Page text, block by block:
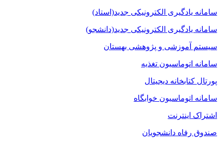
سامانه یادگیری الکترونیکی جدید(استاد)
سامانه یادگیری الکترونیکی جدید(دانشجو)
سیستم آموزشی و پژوهشی بهستان
سامانه اتوماسیون تغذیه
پورتال کتابخانه دیجیتال
سامانه اتوماسیون خوابگاه
اشتراک اینترنت
صندوق رفاه دانشجویان